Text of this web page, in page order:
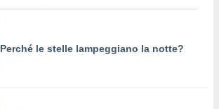
Perché le stelle lampeggiano la notte?